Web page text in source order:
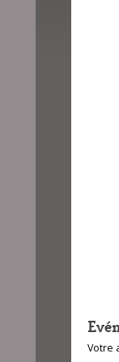
Votre